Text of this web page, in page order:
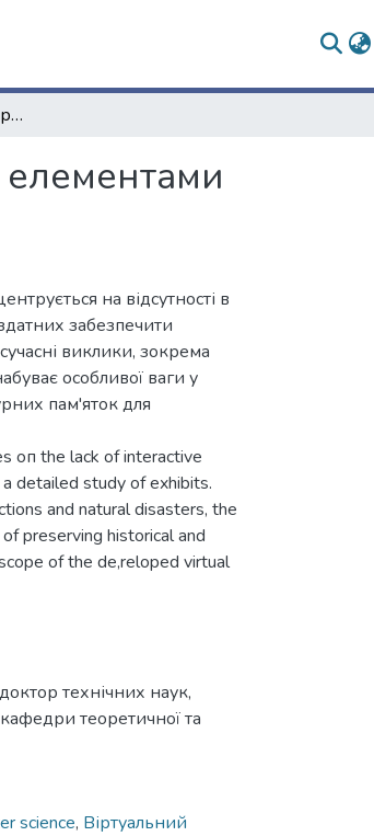
Комп’ютерна модель віртуального музею з елементами віртуального середовища
на відсутності в
забезпечити
виклики, зокрема
особливої ваги у
пам'яток для
оп the lack of interactive
detailed study of exhibits.
and natural disasters, the
preserving historical and
of the de,reloped virtual
технічних наук,
теоретичної та
science, Віртуальний